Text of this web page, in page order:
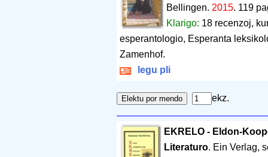
Bellingen. 2015. 119
Klarigo: 18 recenzoj,
esperantologio, Esperanta
Zamenhof.
legu pli
ekz.
EKRELO - Eldon-
Literaturo. Ein Verlag,